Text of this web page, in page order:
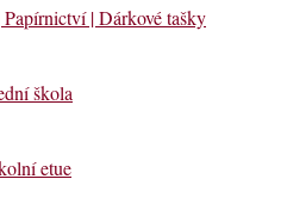
| Dárkové tašky
škola
etue